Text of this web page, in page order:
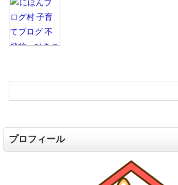
プロフィール